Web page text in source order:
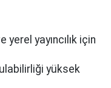
yayıncılık için
yüksek